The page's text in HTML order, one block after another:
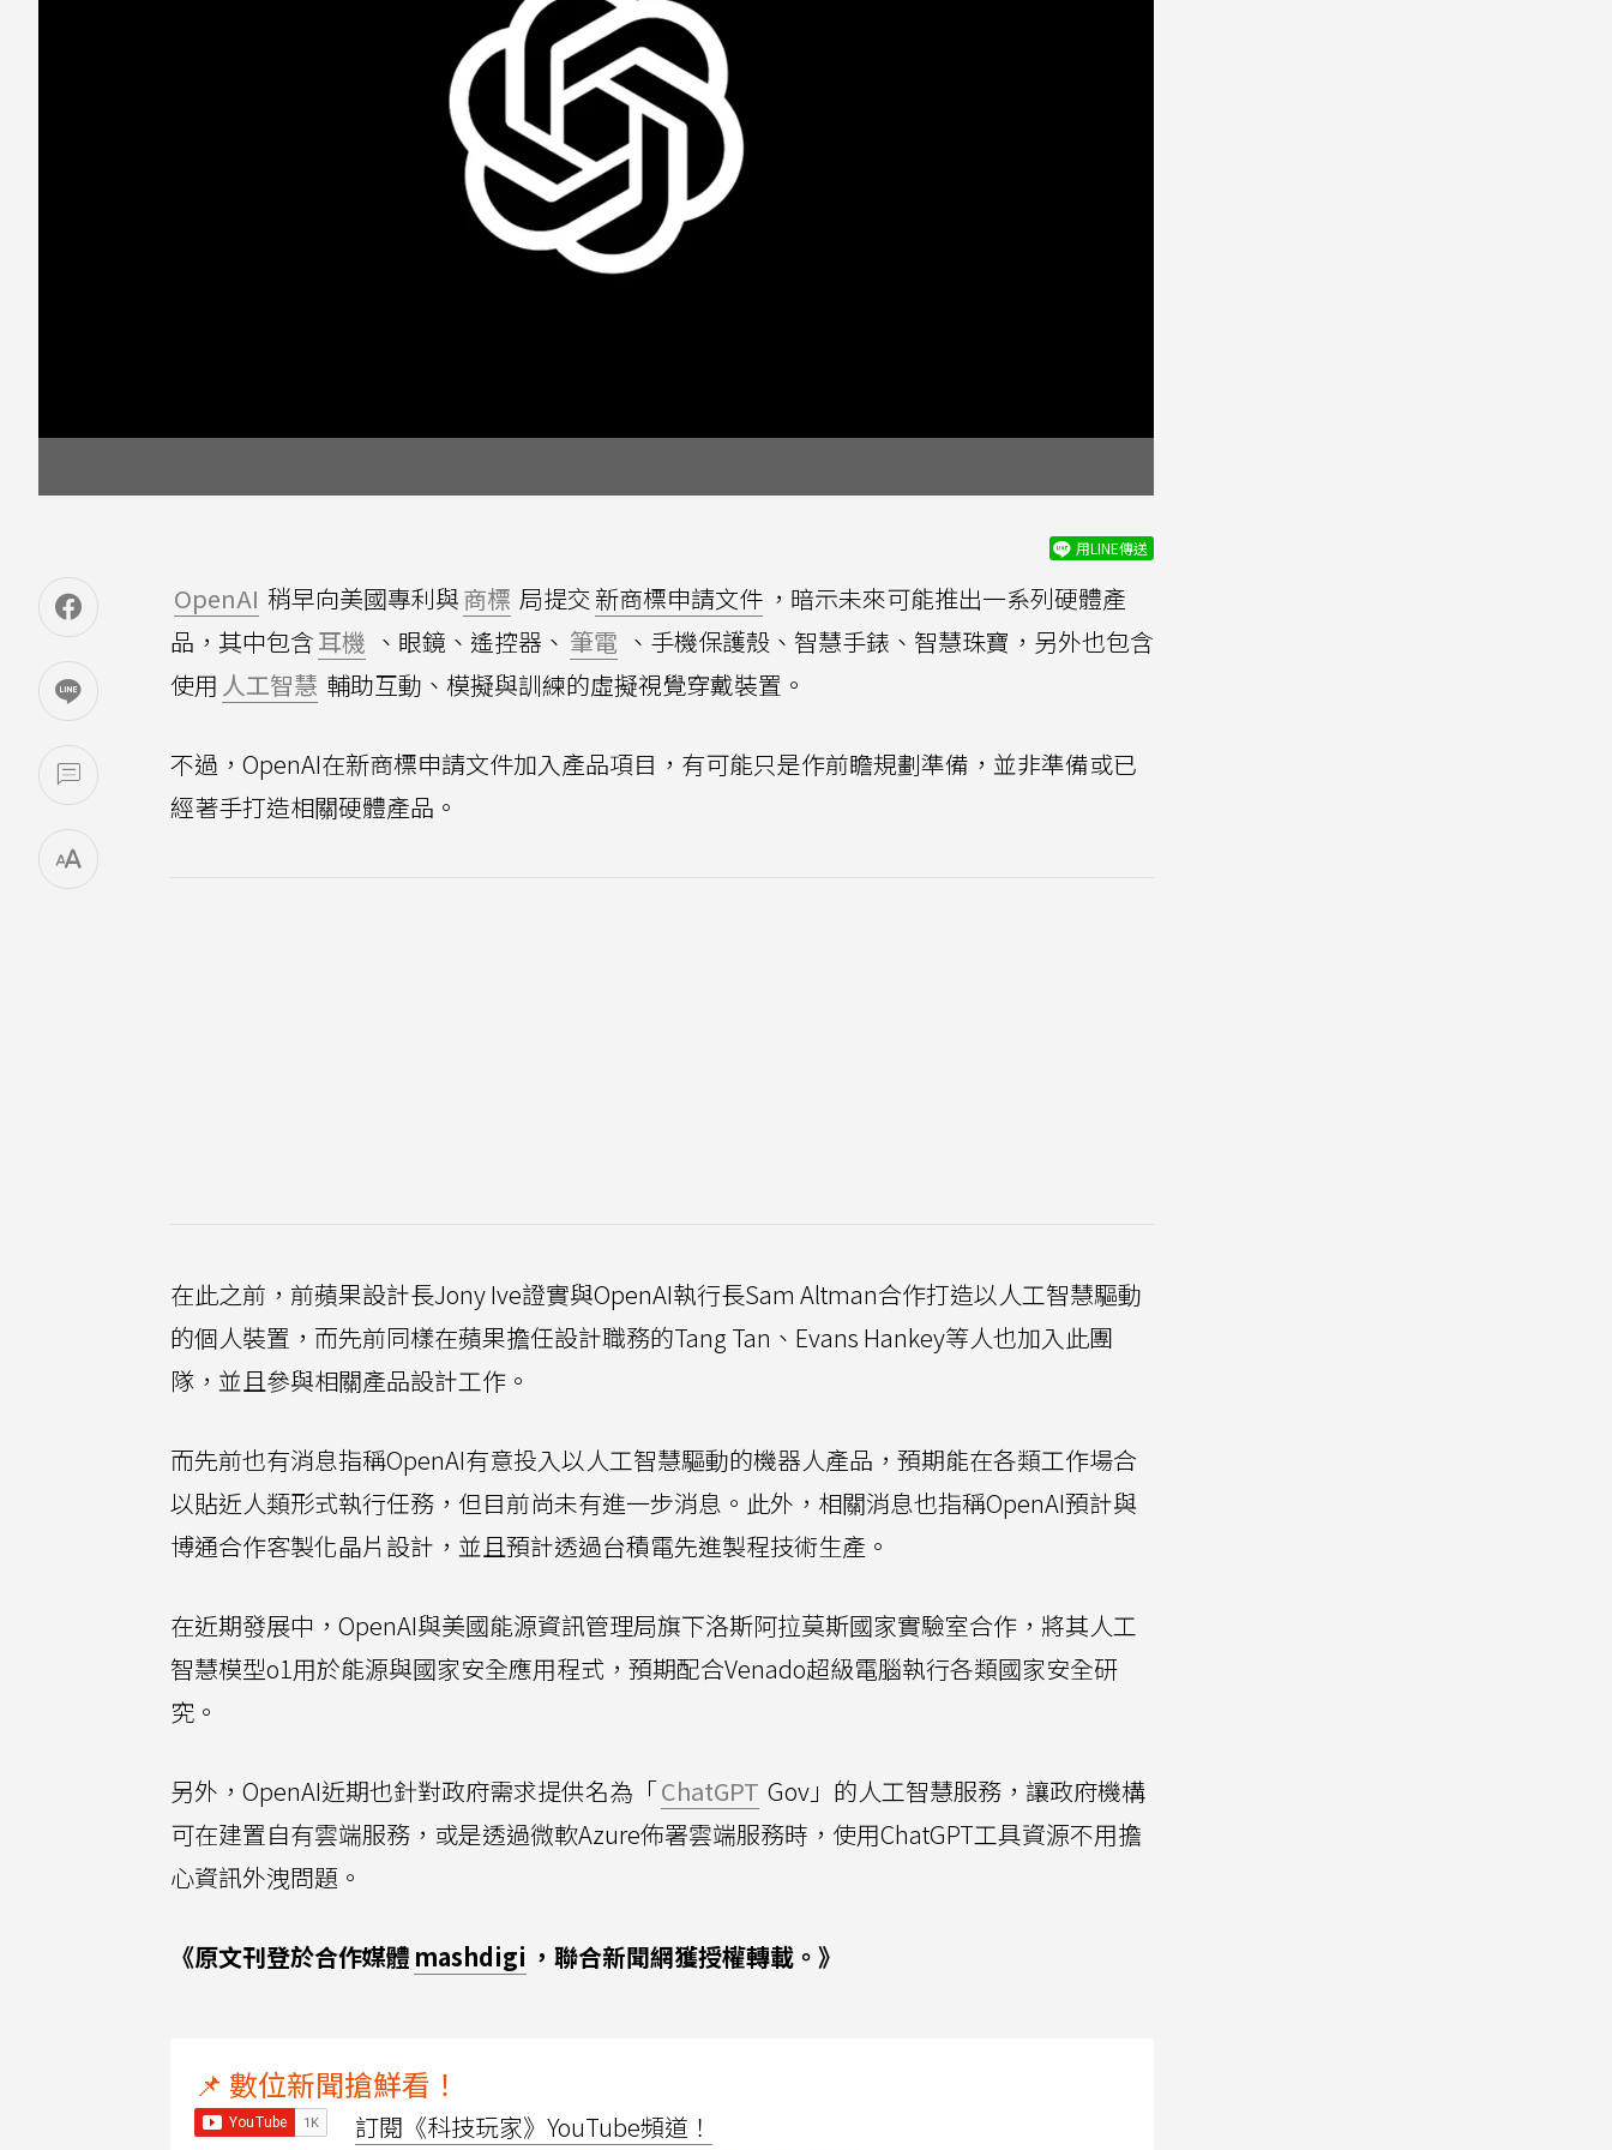
用LINE傳送
OpenAI 稍早向美國專利與商標 局提交 新商標申請文件 ，暗示未來可能推出一系列硬體產
品，其中包含耳機 、眼鏡、遙控器、 筆電 、手機保護殼、智慧手錶、智慧珠寶，另外也包含
使用 人工智慧 輔助互動、模擬與訓練的虛擬視覺穿戴裝置。
不過，OpenAI在新商標申請文件加入產品項目，有可能只是作前瞻規劃準備，並非準備或已
經著手打造相關硬體產品。
在此之前，前蘋果設計長Jony Ive證實與OpenAI執行長Sam Altman合作打造以人工智慧驅動
的個人裝置，而先前同樣在蘋果擔任設計職務的Tang Tan、Evans Hankey等人也加入此團
隊，並且參與相關產品設計工作。
而先前也有消息指稱OpenAI有意投入以人工智慧驅動的機器人產品，預期能在各類工作場合
以貼近人類形式執行任務，但目前尚未有進一步消息。此外，相關消息也指稱OpenAI預計與
博通合作客製化晶片設計，並且預計透過台積電先進製程技術生產。
在近期發展中，OpenAI與美國能源資訊管理局旗下洛斯阿拉莫斯國家實驗室合作，將其人工
智慧模型o1用於能源與國家安全應用程式，預期配合Venado超級電腦執行各類國家安全研
究。
另外，OpenAI近期也針對政府需求提供名為「ChatGPT Gov」的人工智慧服務，讓政府機構
可在建置自有雲端服務，或是透過微軟Azure佈署雲端服務時，使用ChatGPT工具資源不用擔
心資訊外洩問題。
《原文刊登於合作媒體 mashdigi ，聯合新聞網獲授權轉載。》
📌 數位新聞搶鮮看！
訂閱《科技玩家》YouTube頻道！